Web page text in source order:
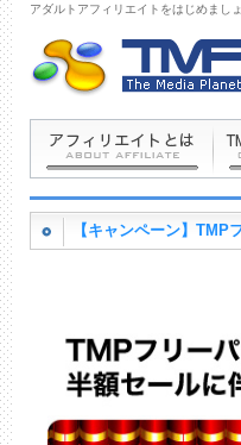
アダルトアフィリエイトをはじめまし
【キャンペーン】